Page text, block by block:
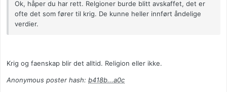
Ok, håper du har rett. Relgioner burde blitt avskaffet, det er
ofte det som fører til krig. De kunne heller innført åndelige
verdier.
Krig og faenskap blir det alltid. Religion eller ikke.
Anonymous poster hash: b418b...a0c